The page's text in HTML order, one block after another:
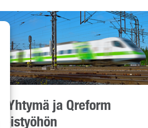
Yhtymä ja Qreform